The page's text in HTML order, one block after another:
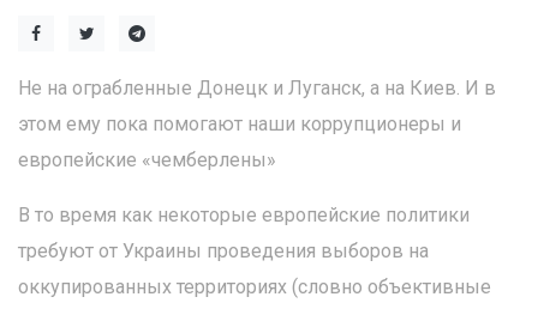
Не на ограбленные Донецк и Луганск, а на Киев. И в
этом ему пока помогают наши коррупционеры и
европейские «чемберлены»
В то время как некоторые европейские политики
требуют от Украины проведения выборов на
оккупированных территориях (словно объективные